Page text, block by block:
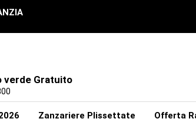
verde Gratuito
Zanzariere Plissettate Offerta